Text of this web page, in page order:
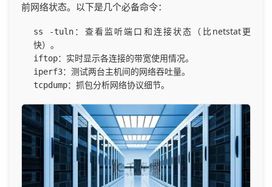
前网络状态。以下是几个必备命令：
ss -tuln ：查看监听端口和连接状态（比netstat更
快）。
iftop：实时显示各连接的带宽使用情况。
iperf3：测试两台主机间的网络吞吐量。
tcpdump：抓包分析网络协议细节。